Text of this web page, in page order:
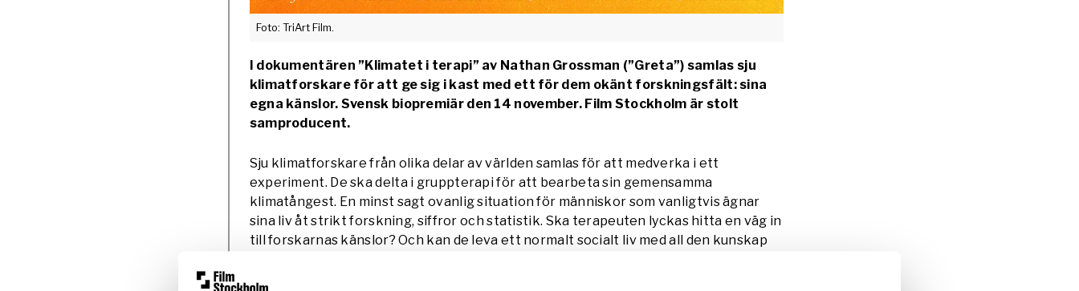
Foto: TriArt Film.
I dokumentären ”Klimatet i terapi” av Nathan Grossman (”Greta”) samlas sju
klimatforskare för att ge sig i kast med ett för dem okänt forskningsfält: sina
egna känslor. Svensk biopremiär den 14 november. Film Stockholm är stolt
samproducent.
Sju klimatforskare från olika delar av världen samlas för att medverka i ett
experiment. De ska delta i gruppterapi för att bearbeta sin gemensamma
klimatångest. En minst sagt ovanlig situation för människor som vanligtvis ägnar
sina liv åt strikt forskning, siffror och statistik. Ska terapeuten lyckas hitta en väg in
till forskarnas känslor? Och kan de leva ett normalt socialt liv med all den kunskap